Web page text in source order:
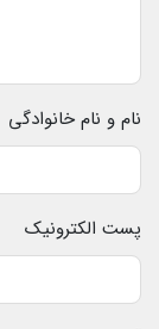
نام و نام خانوادگی
پست الکترونیک